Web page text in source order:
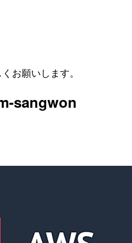
お願いします。
sangwon